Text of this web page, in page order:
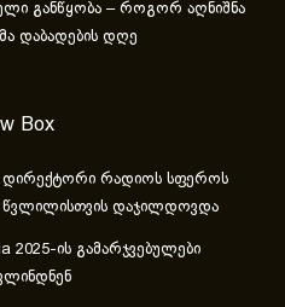
განწყობა – როგორ აღნიშნა
დაბადების დღე
Box
დირექტორი რადიოს სფეროს
წვლილისთვის დაჯილდოვდა
2025-ის გამარჯვებულები